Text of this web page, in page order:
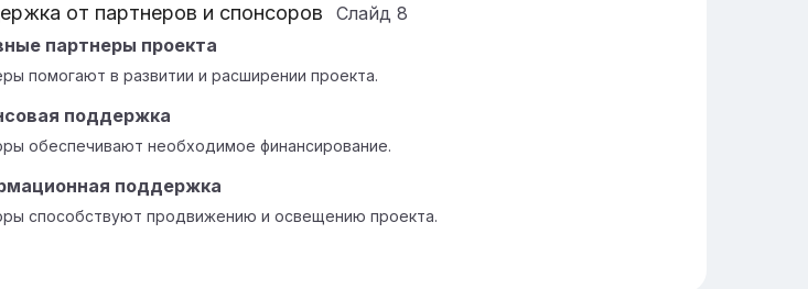
от партнеров и спонсоров Слайд 8
партнеры проекта
помогают в развитии и расширении проекта.
поддержка
обеспечивают необходимое финансирование.
поддержка
способствуют продвижению и освещению проекта.